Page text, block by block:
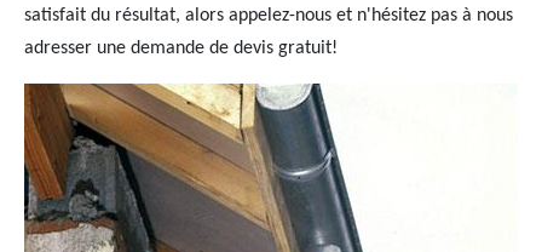
satisfait du résultat, alors appelez-nous et n'hésitez pas à nous
adresser une demande de devis gratuit!